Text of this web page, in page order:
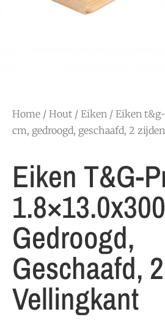
Home / Hout / Eiken / Eiken
cm, gedroogd, geschaafd, 2
Eiken T&g-
Gedroogd,
Geschaafd,
Vellingkant